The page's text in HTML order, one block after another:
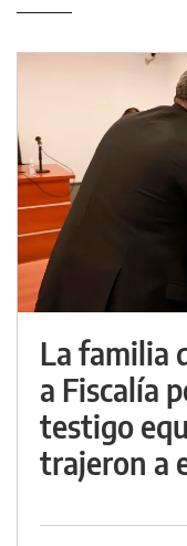
La familia
a Fiscalía
testigo
trajeron a